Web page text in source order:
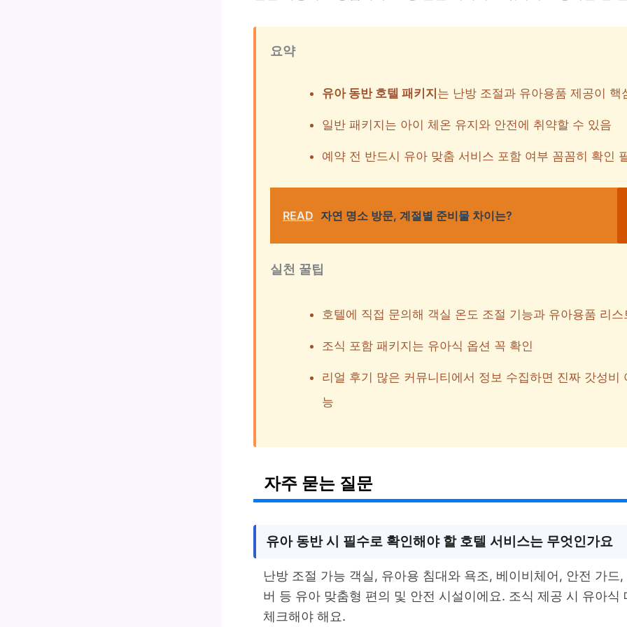
요약
유아 동반 호텔 패키지 는 난방 조절과 유아용품 제공이 핵
일반 패키지는 아이 체온 유지와 안전에 취약할 수 있음
예약 전 반드시 유아 맞춤 서비스 포함 여부 꼼꼼히 확인
READ 자연 명소 방문, 계절별 준비물 차이는?
실천 꿀팁
호텔에 직접 문의해 객실 온도 조절 기능과 유아용품 리스
조식 포함 패키지는 유아식 옵션 꼭 확인
리얼 후기 많은 커뮤니티에서 정보 수집하면 진짜 갓성비
능
자주 묻는 질문
유아 동반 시 필수로 확인해야 할 호텔 서비스는 무엇인가요
난방 조절 가능 객실, 유아용 침대와 욕조, 베이비체어, 안전 가드
버 등 유아 맞춤형 편의 및 안전 시설이에요. 조식 제공 시 유아식
체크해야 해요.